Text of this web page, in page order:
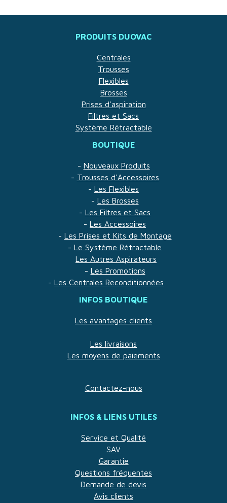
PRODUITS DUOVAC
Centrales
Trousses
Flexibles
Brosses
Prises d'aspiration
Filtres et Sacs
Système Rétractable
BOUTIQUE
- Nouveaux Produits
- Trousses d'Accessoires
- Les Flexibles
- Les Brosses
- Les Filtres et Sacs
- Les Accessoires
- Les Prises et Kits de Montage
- Le Système Rétractable
Les Autres Aspirateurs
- Les Promotions
- Les Centrales Reconditionnées
INFOS BOUTIQUE
Les avantages clients
Les livraisons
Les moyens de paiements
Contactez-nous
INFOS & LIENS UTILES
Service et Qualité
SAV
Garantie
Questions fréquentes
Demande de devis
Avis clients